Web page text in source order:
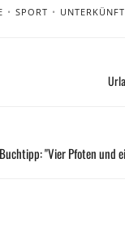
• SPORT •
Buchtipp: "Vier Pfoten und